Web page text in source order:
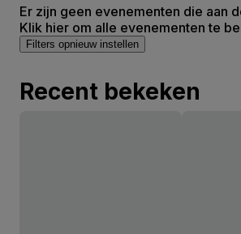
Er zijn geen evenementen die aan
Klik hier om alle evenementen te
Filters opnieuw instellen
Recent bekeken